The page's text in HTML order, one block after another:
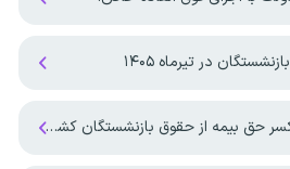
در تیرماه ۱۴۰۵
حق بیمه از حقوق بازنشستگان کشوری